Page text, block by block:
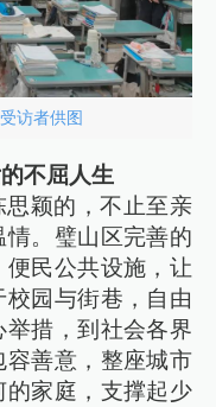
访者供图
不屈人生
颖的，不止至亲
。璧山区完善的
民公共设施，让
园与街巷，自由
措，到社会各界
善意，整座城市
的家庭，支撑起少